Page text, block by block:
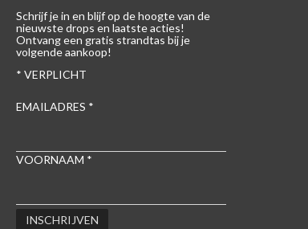
Schrijf je in en blijf op de hoogte van de
nieuwste drops en laatste acties!
Ontvang een gratis strandtas bij je
volgende aankoop!
* VERPLICHT
EMAILADRES *
VOORNAAM *